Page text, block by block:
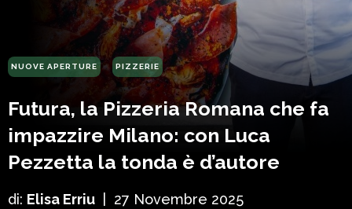
NUOVE APERTURE PIZZERIE
Futura, la Pizzeria Romana che fa
impazzire Milano: con Luca
Pezzetta la tonda è d’autore
di: Elisa Erriu 27 Novembre 2025